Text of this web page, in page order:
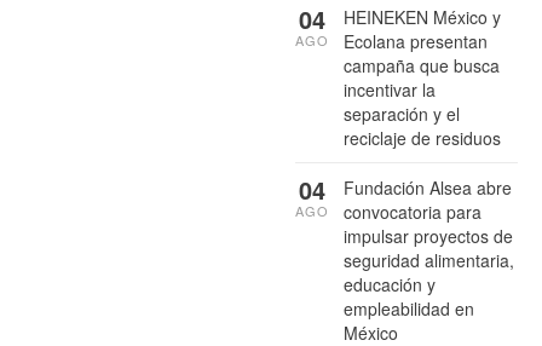
HEINEKEN México y
Ecolana presentan
campaña que busca
incentivar la
separación y el
reciclaje de residuos
04
AGO
Fundación Alsea abre
convocatoria para
impulsar proyectos de
seguridad alimentaria,
educación y
empleabilidad en
México
04
AGO